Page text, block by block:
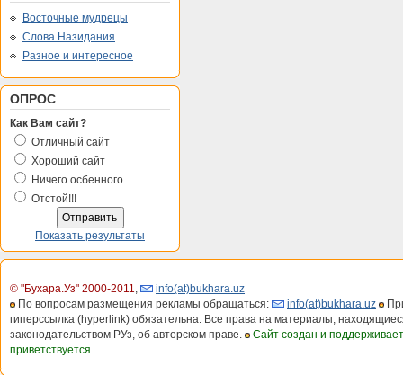
Восточные мудрецы
Слова Назидания
Разное и интересное
ОПРОС
Как Вам сайт?
Отличный сайт
Хороший сайт
Ничего осбенного
Отстой!!!
Показать результаты
© "Бухара.Уз" 2000-2011,
info(at)bukhara.uz
По вопросам размещения рекламы обращаться:
info(at)bukhara.uz
гиперссылка (hyperlink) обязательна. Все права на материалы,
законодательством РУз, об авторском праве.
Сайт создан и
приветствуется.